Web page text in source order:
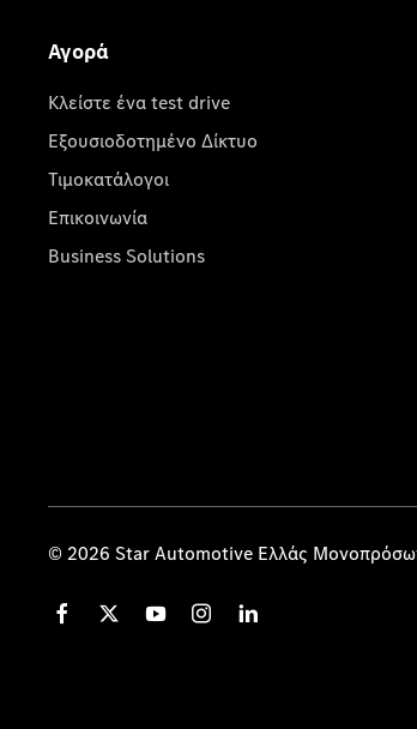
Αγορά
Κλείστε ένα test drive
Εξουσιοδοτημένο Δίκτυο
Τιμοκατάλογοι
Επικοινωνία
Business Solutions
© 2026 Star Automotive Ελλάς